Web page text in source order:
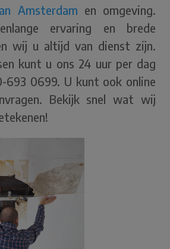
Amsterdam en omgeving.
ervaring en brede
wij u altijd van dienst zijn.
kunt u ons 24 uur per dag
693 0699. U kunt ook online
Bekijk snel wat wij